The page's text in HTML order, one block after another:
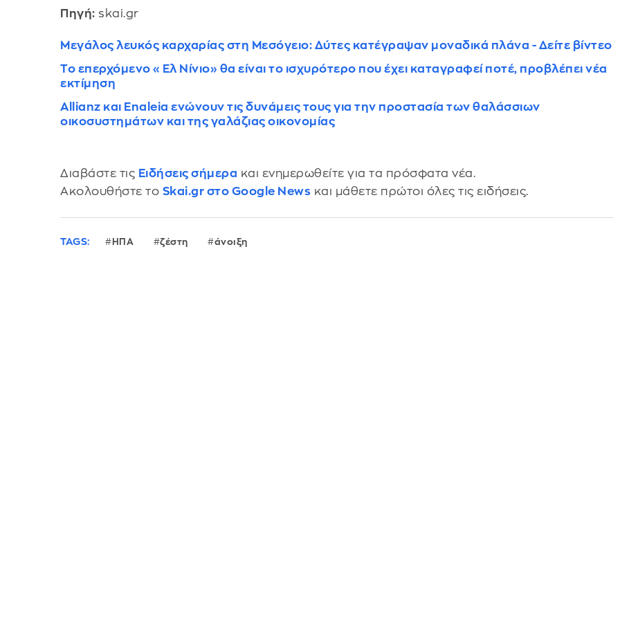
Πηγή: skai.gr
Μεγάλος λευκός καρχαρίας στη Μεσόγειο: Δύτες κατέγραψαν μοναδικά πλάνα - Δείτε βίντεο
Το επερχόμενο «Ελ Νίνιο» θα είναι το ισχυρότερο που έχει καταγραφεί ποτέ, προβλέπει νέα
εκτίμηση
Allianz και Enaleia ενώνουν τις δυνάμεις τους για την προστασία των θαλάσσιων
οικοσυστημάτων και της γαλάζιας οικονομίας
Διαβάστε τις Ειδήσεις σήμερα και ενημερωθείτε για τα πρόσφατα νέα.
Ακολουθήστε το Skai.gr στο Google News και μάθετε πρώτοι όλες τις ειδήσεις.
TAGS: ΗΠΑ ζέστη άνοιξη